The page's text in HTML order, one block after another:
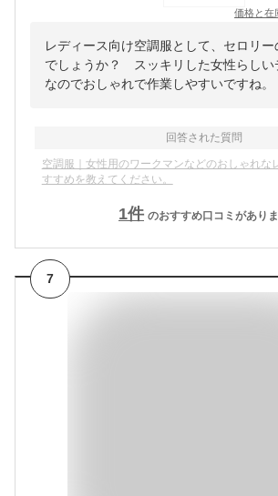
価格と在
レディース向け空調服として、セロリ
でしょうか？ スッキリした女性らしい
なのでおしゃれで作業しやすいですね。
回答された質問
空調服｜女性用のワークマンなどのおしゃれな
すすめを教えてください。
1件 のおすすめ口コミがあり
7